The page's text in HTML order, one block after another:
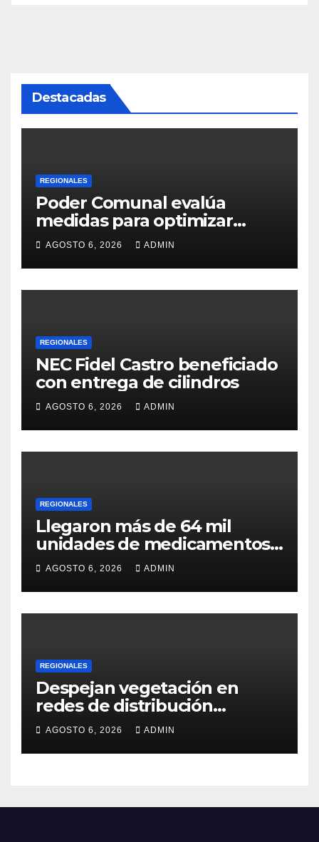
Destacadas
REGIONALES
Poder Comunal evalúa
medidas para optimizar
servicio de agua
AGOSTO 6, 2026 ADMIN
REGIONALES
NEC Fidel Castro beneficiado
con entrega de cilindros
AGOSTO 6, 2026 ADMIN
REGIONALES
Llegaron más de 64 mil
unidades de medicamentos
e insumos
AGOSTO 6, 2026 ADMIN
REGIONALES
Despejan vegetación en
redes de distribución
eléctrica
AGOSTO 6, 2026 ADMIN